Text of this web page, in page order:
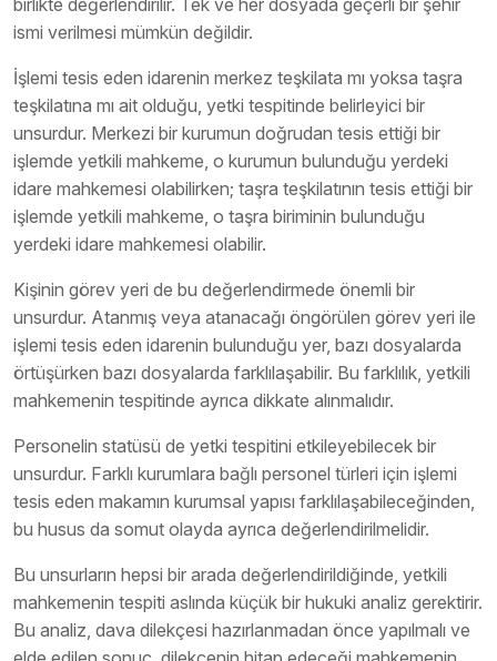
birlikte değerlendirilir. Tek ve her dosyada geçerli bir şehir
ismi verilmesi mümkün değildir.
İşlemi tesis eden idarenin merkez teşkilata mı yoksa taşra
teşkilatına mı ait olduğu, yetki tespitinde belirleyici bir
unsurdur. Merkezi bir kurumun doğrudan tesis ettiği bir
işlemde yetkili mahkeme, o kurumun bulunduğu yerdeki
idare mahkemesi olabilirken; taşra teşkilatının tesis ettiği bir
işlemde yetkili mahkeme, o taşra biriminin bulunduğu
yerdeki idare mahkemesi olabilir.
Kişinin görev yeri de bu değerlendirmede önemli bir
unsurdur. Atanmış veya atanacağı öngörülen görev yeri ile
işlemi tesis eden idarenin bulunduğu yer, bazı dosyalarda
örtüşürken bazı dosyalarda farklılaşabilir. Bu farklılık, yetkili
mahkemenin tespitinde ayrıca dikkate alınmalıdır.
Personelin statüsü de yetki tespitini etkileyebilecek bir
unsurdur. Farklı kurumlara bağlı personel türleri için işlemi
tesis eden makamın kurumsal yapısı farklılaşabileceğinden,
bu husus da somut olayda ayrıca değerlendirilmelidir.
Bu unsurların hepsi bir arada değerlendirildiğinde, yetkili
mahkemenin tespiti aslında küçük bir hukuki analiz gerektirir.
Bu analiz, dava dilekçesi hazırlanmadan önce yapılmalı ve